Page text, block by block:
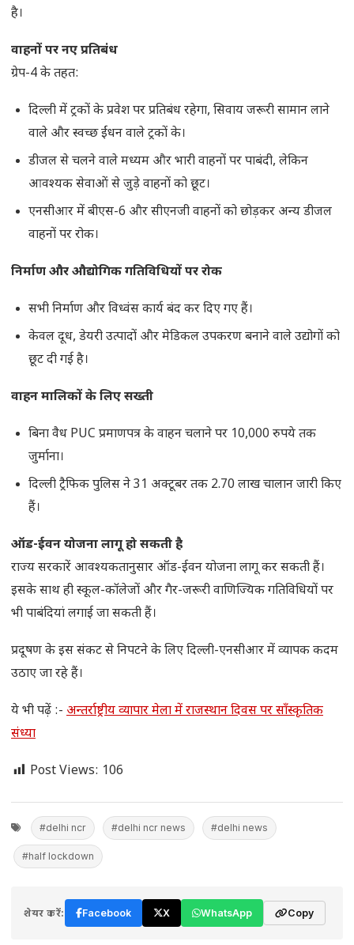
है।
वाहनों पर नए प्रतिबंध
ग्रेप-4 के तहत:
दिल्ली में ट्रकों के प्रवेश पर प्रतिबंध रहेगा, सिवाय जरूरी सामान लाने
वाले और स्वच्छ ईंधन वाले ट्रकों के।
डीजल से चलने वाले मध्यम और भारी वाहनों पर पाबंदी, लेकिन
आवश्यक सेवाओं से जुड़े वाहनों को छूट।
एनसीआर में बीएस-6 और सीएनजी वाहनों को छोड़कर अन्य डीजल
वाहनों पर रोक।
निर्माण और औद्योगिक गतिविधियों पर रोक
सभी निर्माण और विध्वंस कार्य बंद कर दिए गए हैं।
केवल दूध, डेयरी उत्पादों और मेडिकल उपकरण बनाने वाले उद्योगों को
छूट दी गई है।
वाहन मालिकों के लिए सख्ती
बिना वैध PUC प्रमाणपत्र के वाहन चलाने पर 10,000 रुपये तक
जुर्माना।
दिल्ली ट्रैफिक पुलिस ने 31 अक्टूबर तक 2.70 लाख चालान जारी किए
हैं।
ऑड-ईवन योजना लागू हो सकती है
राज्य सरकारें आवश्यकतानुसार ऑड-ईवन योजना लागू कर सकती हैं।
इसके साथ ही स्कूल-कॉलेजों और गैर-जरूरी वाणिज्यिक गतिविधियों पर
भी पाबंदियां लगाई जा सकती हैं।
प्रदूषण के इस संकट से निपटने के लिए दिल्ली-एनसीआर में व्यापक कदम
उठाए जा रहे हैं।
ये भी पढ़ें :- अन्तर्राष्ट्रीय व्यापार मेला में राजस्थान दिवस पर साॅंस्कृतिक
संध्या
Post Views: 106
#delhi ncr #delhi ncr news #delhi news
#half lockdown
शेयर करें: Facebook X WhatsApp Copy